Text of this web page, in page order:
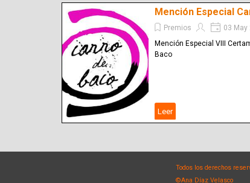
Mención Especial
Premios
03 May
Mención Especial VIII
Baco
Leer
Todos los derechos
©Ana Díaz Velasco